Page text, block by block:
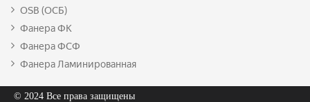
OSB (ОСБ)
Фанера ФК
Фанера ФСФ
Фанера Ламинированная
© 2024 Все права защищены